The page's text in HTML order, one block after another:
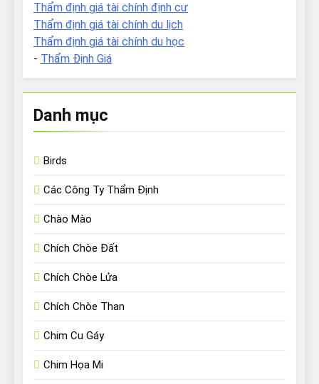
Thẩm định giá tài chính định cư
Thẩm định giá tài chính du lịch
Thẩm định giá tài chính du học
- Thẩm Định Giá
Danh mục
Birds
Các Công Ty Thẩm Định
Chào Mào
Chích Chòe Đất
Chích Chòe Lửa
Chích Chòe Than
Chim Cu Gáy
Chim Họa Mi